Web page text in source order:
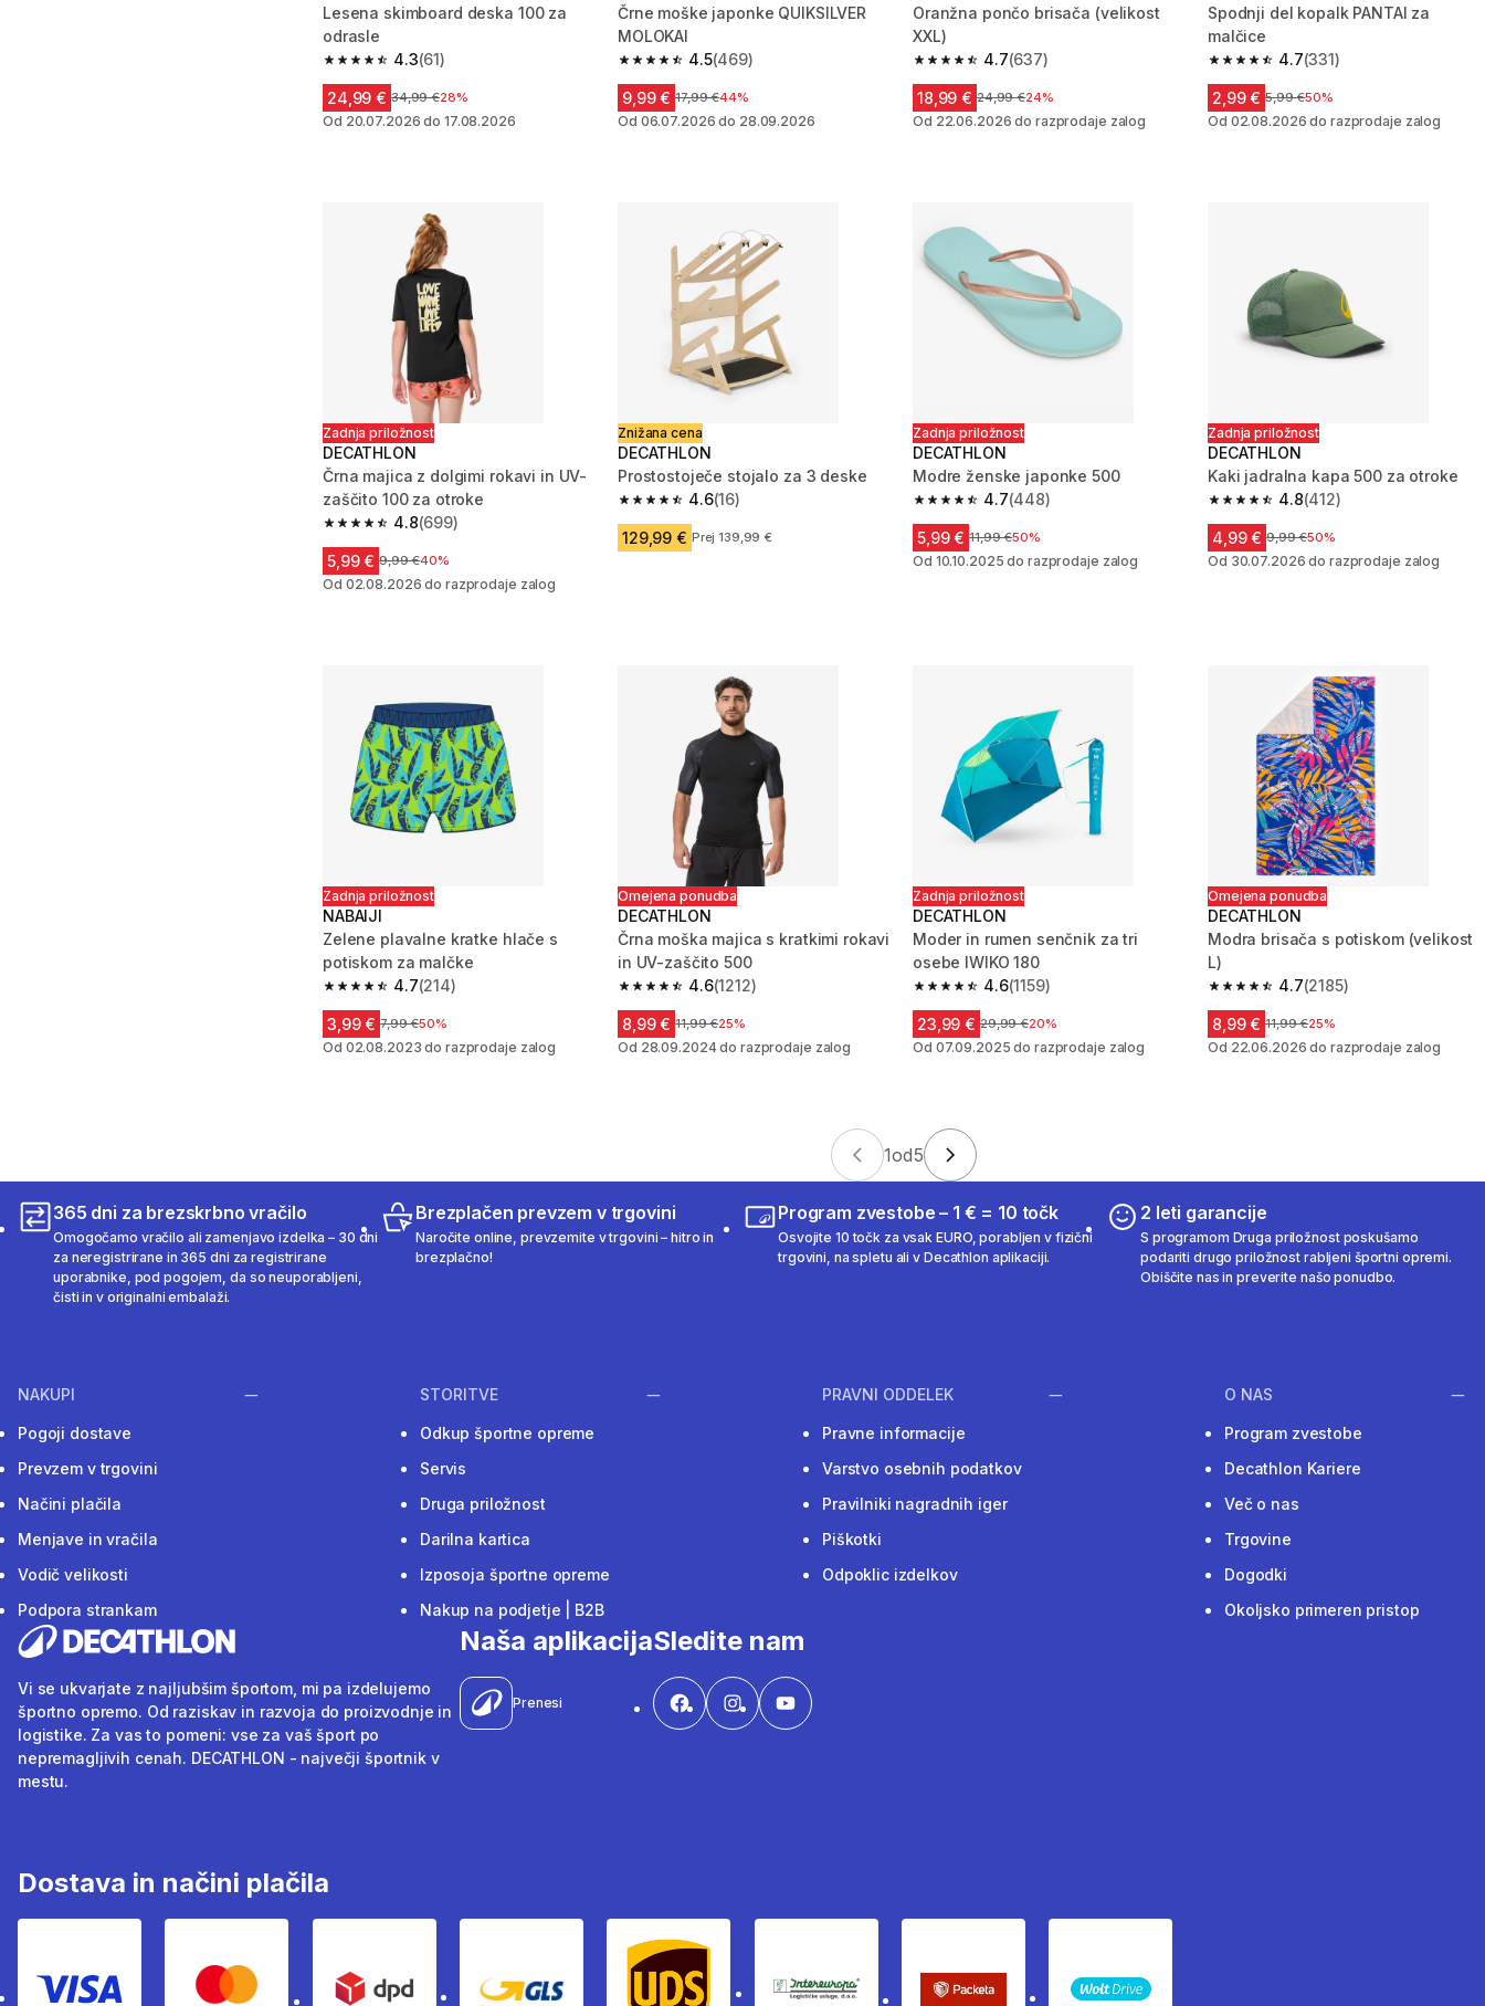
Lesena skimboard deska 100 za
odrasle
4.3
4.3 od 5 zvezdic from 61 ocene
(61)
24,99 € Cena pred znižanjem
34,99 €28%
Od 20.07.2026 do 17.08.2026
Črne moške japonke QUIKSILVER
MOLOKAI
4.5
4.5 od 5 zvezdic from 469 ocene
(469)
9,99 € Cena pred znižanjem
17,99 €44%
Od 06.07.2026 do 28.09.2026
Oranžna pončo brisača (velikost
XXL)
4.7
4.7 od 5 zvezdic from 637 ocene
(637)
18,99 € Cena pred znižanjem
24,99 €24%
Od 22.06.2026 do razprodaje zalog
Spodnji del kopalk PANTAI za
malčice
4.7
4.7 od 5 zvezdic from 331 ocene
(331)
2,99 € Cena pred znižanjem
5,99 €50%
Od 02.08.2026 do razprodaje zalog
Zadnja priložnost
DECATHLON
Črna majica z dolgimi rokavi in UV-
zaščito 100 za otroke
4.8
4.8 od 5 zvezdic from 699 ocene
(699)
5,99 € Cena pred znižanjem
9,99 €40%
Od 02.08.2026 do razprodaje zalog
Znižana cena
DECATHLON
Prostostoječe stojalo za 3 deske
4.6
4.6 od 5 zvezdic from 16 ocene
(16)
129,99 € Prej 139,99 €
Zadnja priložnost
DECATHLON
Modre ženske japonke 500
4.7
4.7 od 5 zvezdic from 448 ocene
(448)
5,99 € Cena pred znižanjem
11,99 €50%
Od 10.10.2025 do razprodaje zalog
Zadnja priložnost
DECATHLON
Kaki jadralna kapa 500 za otroke
4.8
4.8 od 5 zvezdic from 412 ocene
(412)
4,99 € Cena pred znižanjem
9,99 €50%
Od 30.07.2026 do razprodaje zalog
Zadnja priložnost
NABAIJI
Zelene plavalne kratke hlače s
potiskom za malčke
4.7
4.7 od 5 zvezdic from 214 ocene
(214)
3,99 € Cena pred znižanjem
7,99 €50%
Od 02.08.2023 do razprodaje zalog
Omejena ponudba
DECATHLON
Črna moška majica s kratkimi rokavi
in UV-zaščito 500
4.6
4.6 od 5 zvezdic from 1212 ocene
(1212)
8,99 € Cena pred znižanjem
11,99 €25%
Od 28.09.2024 do razprodaje zalog
Zadnja priložnost
DECATHLON
Moder in rumen senčnik za tri
osebe IWIKO 180
4.6
4.6 od 5 zvezdic from 1159 ocene
(1159)
23,99 € Cena pred znižanjem
29,99 €20%
Od 07.09.2025 do razprodaje zalog
Omejena ponudba
DECATHLON
Modra brisača s potiskom (velikost
L)
4.7
4.7 od 5 zvezdic from 2185 ocene
(2185)
8,99 € Cena pred znižanjem
11,99 €25%
Od 22.06.2026 do razprodaje zalog
1od5
365 dni za brezskrbno vračilo
Omogočamo vračilo ali zamenjavo izdelka – 30 dni
za neregistrirane in 365 dni za registrirane
uporabnike, pod pogojem, da so neuporabljeni,
čisti in v originalni embalaži.
Brezplačen prevzem v trgovini
Naročite online, prevzemite v trgovini – hitro in
brezplačno!
Program zvestobe – 1 € = 10 točk
Osvojite 10 točk za vsak EURO, porabljen v fizični
trgovini, na spletu ali v Decathlon aplikaciji.
2 leti garancije
S programom Druga priložnost poskušamo
podariti drugo priložnost rabljeni športni opremi.
Obiščite nas in preverite našo ponudbo.
NAKUPI
Pogoji dostave
Prevzem v trgovini
Načini plačila
Menjave in vračila
Vodič velikosti
Podpora strankam
STORITVE
Odkup športne opreme
Servis
Druga priložnost
Darilna kartica
Izposoja športne opreme
Nakup na podjetje | B2B
PRAVNI ODDELEK
Pravne informacije
Varstvo osebnih podatkov
Pravilniki nagradnih iger
Piškotki
Odpoklic izdelkov
O NAS
Program zvestobe
Decathlon Kariere
Več o nas
Trgovine
Dogodki
Okoljsko primeren pristop
Vi se ukvarjate z najljubšim športom, mi pa izdelujemo
športno opremo. Od raziskav in razvoja do proizvodnje in
logistike. Za vas to pomeni: vse za vaš šport po
nepremagljivih cenah. DECATHLON - največji športnik v
mestu.
Naša aplikacija
Prenesi
Sledite nam
Dostava in načini plačila
Visa Mastercard Dpd Gls Ups Intereuropa Packeta Sledenje pošiljki
WOLT